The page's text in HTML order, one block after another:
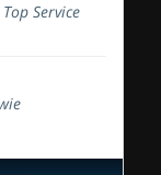
Service